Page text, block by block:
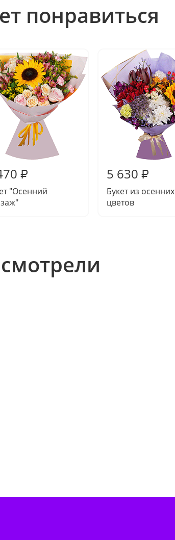
понравиться
₽
"Осенний
5 630 ₽
Букет из осенних
цветов